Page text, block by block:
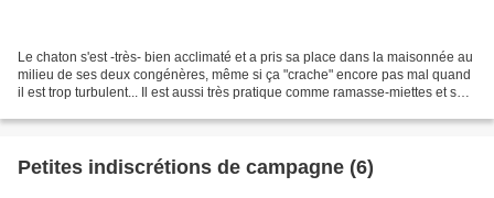
Le chaton s'est -très- bien acclimaté et a pris sa place dans la maisonnée au
milieu de ses deux congénères, même si ça "crache" encore pas mal quand
il est trop turbulent... Il est aussi très pratique comme ramasse-miettes et sort
Petites indiscrétions de campagne (6)